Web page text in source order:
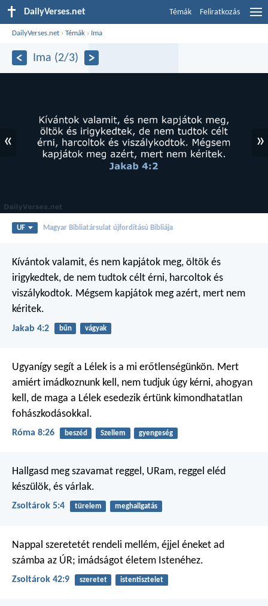
DailyVerses.net Témák Feliratkozás
DailyVerses.net ›Témák › Ima
Ima (2/3)
« »
UF Magyar Bibliatársulat újfordítású Bibliája
Kívántok valamit, és nem kapjátok meg, öltök és
irigykedtek, de nem tudtok célt érni, harcoltok és
viszálykodtok. Mégsem kapjátok meg azért, mert nem
kéritek.
Jakab 4:2 bűn vágyak
Ugyanígy segít a Lélek is a mi erőtlenségünkön. Mert
amiért imádkoznunk kell, nem tudjuk úgy kérni, ahogyan
kell, de maga a Lélek esedezik értünk kimondhatatlan
fohászkodásokkal.
Róma 8:26 beszéd Szellem gyengeség
Hallgasd meg szavamat reggel, URam, reggel eléd
készülök, és várlak.
Zsoltárok 5:4 türelem meghallgatás
Nappal szeretetét rendeli mellém, éjjel éneket ad
számba az ÚR; imádságot életem Istenéhez.
Zsoltárok 42:9 szeretet istentisztelet